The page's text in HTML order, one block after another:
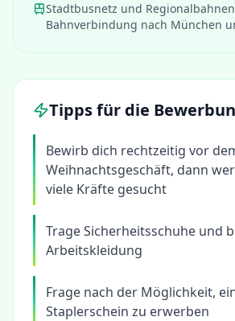
Stadtbusnetz und
Bahnverbindung nach München
Tipps für die
Bewirb dich rechtzeitig vor
Weihnachtsgeschäft, dann
viele Kräfte gesucht
Trage Sicherheitsschuhe und
Arbeitskleidung
Frage nach der Möglichkeit,
Staplerschein zu erwerben